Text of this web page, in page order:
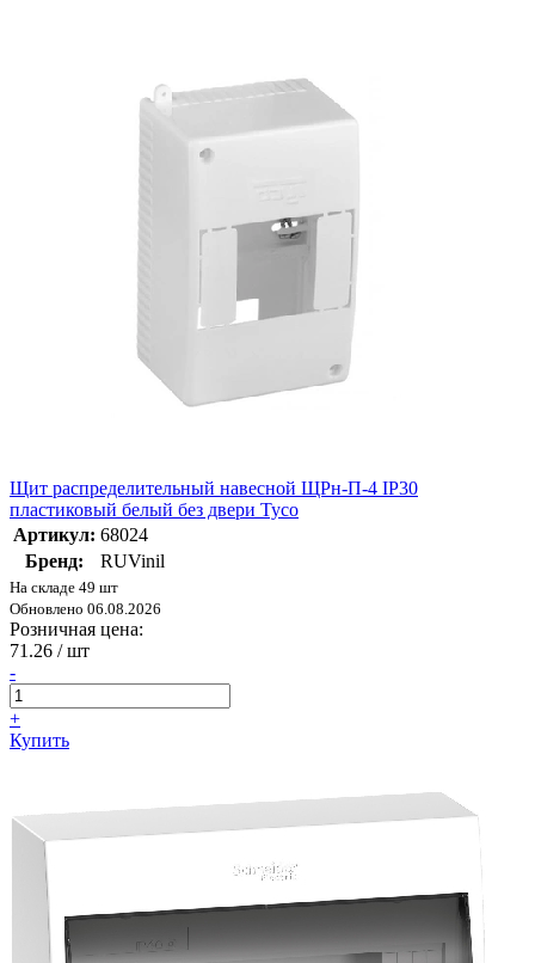
Щит распределительный навесной ЩРн-П-4 IP30
пластиковый белый без двери Тусо
Артикул: 68024
Бренд:
RUVinil
На складе 49 шт
Обновлено 06.08.2026
Розничная цена:
71.26 / шт
-
+
Купить